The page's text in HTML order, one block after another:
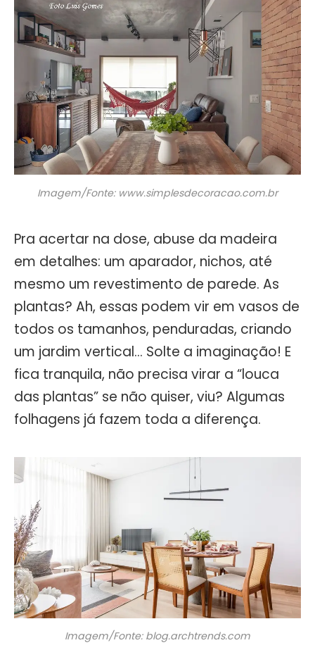
Imagem/Fonte: www.simplesdecoracao.com.br
Pra acertar na dose, abuse da madeira
em detalhes: um aparador, nichos, até
mesmo um revestimento de parede. As
plantas? Ah, essas podem vir em vasos de
todos os tamanhos, penduradas, criando
um jardim vertical… Solte a imaginação! E
fica tranquila, não precisa virar a “louca
das plantas” se não quiser, viu? Algumas
folhagens já fazem toda a diferença.
Imagem/Fonte: blog.archtrends.com